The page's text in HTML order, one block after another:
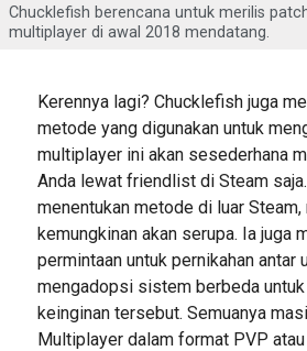
Chucklefish berencana untuk merilis
multiplayer di awal 2018 mendatang.
Kerennya lagi? Chucklefish juga
metode yang digunakan untuk
multiplayer ini akan sesederhana
Anda lewat friendlist di Steam
menentukan metode di luar Steam,
kemungkinan akan serupa. Ia juga
permintaan untuk pernikahan antar
mengadopsi sistem berbeda
keinginan tersebut. Semuanya
Multiplayer dalam format PVP